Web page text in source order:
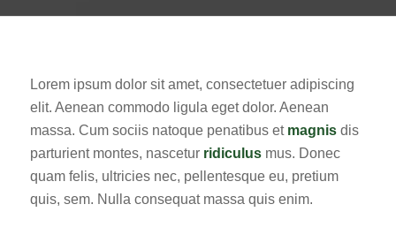
Lorem ipsum dolor sit amet, consectetuer adipiscing
elit. Aenean commodo ligula eget dolor. Aenean
massa. Cum sociis natoque penatibus et magnisdis
parturient montes, nascetur ridiculusmus. Donec
quam felis, ultricies nec, pellentesque eu, pretium
quis, sem. Nulla consequat massa quis enim.